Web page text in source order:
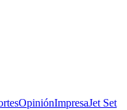
OpiniónImpresaJet Set